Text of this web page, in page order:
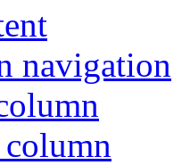
navigation